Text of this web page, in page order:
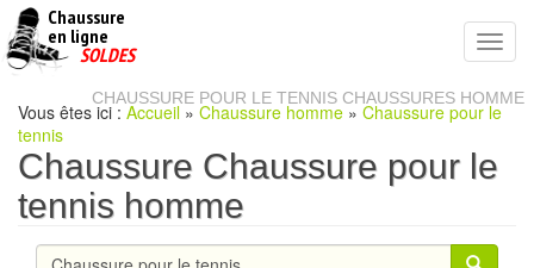
Chaussure
en ligne
pas
SOLDES
CHAUSSURE POUR LE TENNIS CHAUSSURES HOMME
Vous êtes ici : Accueil » Chaussure homme » Chaussure pour le
tennis
Chaussure Chaussure pour le
tennis homme